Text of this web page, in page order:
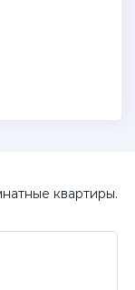
квартиры.